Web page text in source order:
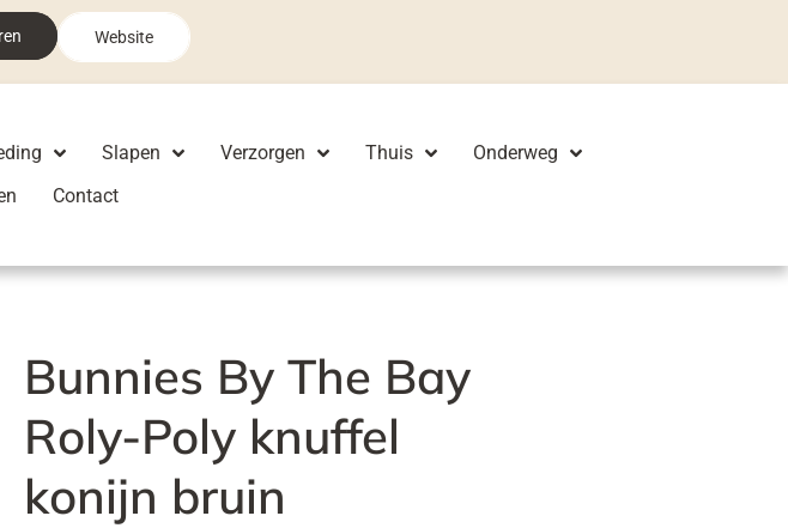
Website
Slapen Verzorgen Thuis
Onderweg
Contact
Bunnies By The Bay
Roly-Poly knuffel
konijn bruin